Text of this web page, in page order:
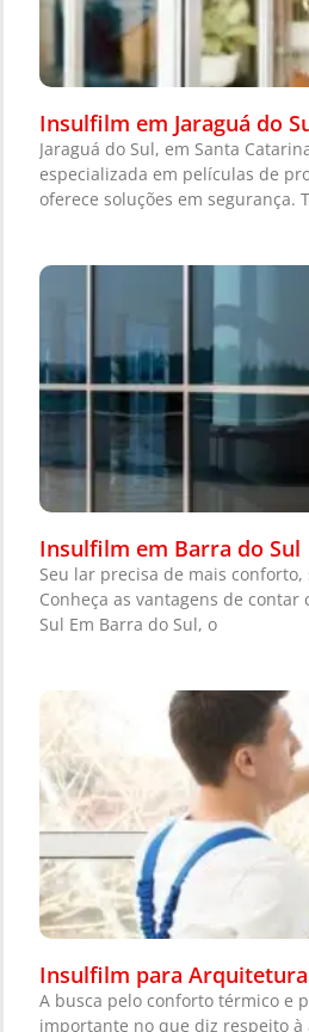
Insulfilm em Jaraguá do
Jaraguá do Sul, em Santa
especializada em películas de
oferece soluções em segurança.
Insulfilm em Barra do Sul
Seu lar precisa de mais conforto,
Conheça as vantagens de
Sul Em Barra do Sul, o
Insulfilm para Arquitetura
A busca pelo conforto térmico e
importante no que diz respeito